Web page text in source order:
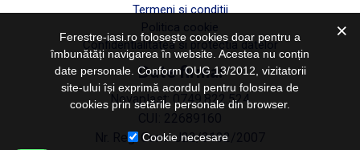
Termeni si conditii
Politica cookie
Confidentialitatea si protectia datelor
Date firma:
Novaplast: 0749.822.524
Nr. Reg. Com.: J22/3132/2007
Ferestre-iasi.ro folosește cookies doar pentru a
îmbunătăți navigarea în website. Acestea nu conțin
date personale. Conform OUG 13/2012, vizitatorii
site-ului își exprimă acordul pentru folosirea de
cookies prin setările personale din browser.
Cookie necesare